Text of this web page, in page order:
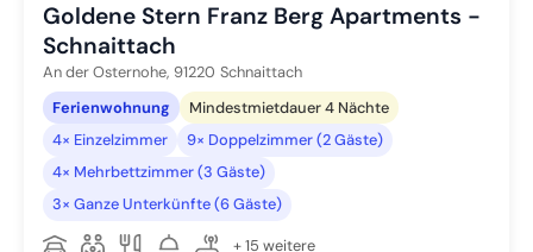
Goldene Stern Franz Berg Apartments -
Schnaittach
An der Osternohe, 91220 Schnaittach
Ferienwohnung
Mindestmietdauer 4 Nächte
4× Einzelzimmer
9× Doppelzimmer (2 Gäste)
4× Mehrbettzimmer (3 Gäste)
3× Ganze Unterkünfte (6 Gäste)
+ 15 weitere